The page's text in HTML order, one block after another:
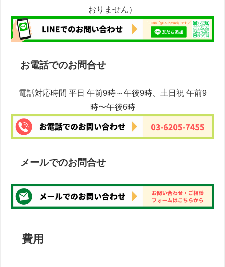
おりません）
お電話でのお問合せ
電話対応時間 平日 午前9時～午後9時、土日祝 午前9
時〜午後6時
メールでのお問合せ
費用